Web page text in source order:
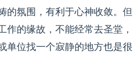
的氛围，有利于心神收敛。但
作的缘故，不能经常去圣堂，
单位找一个寂静的地方也是很